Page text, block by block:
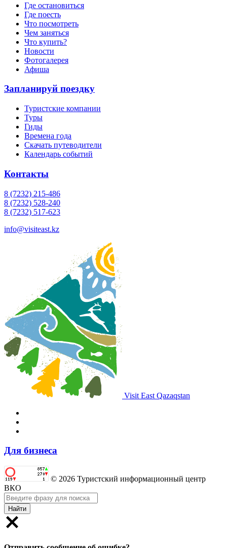
Где остановиться
Где поесть
Что посмотреть
Чем заняться
Что купить?
Новости
Фотогалерея
Афиша
Запланируй поездку
Туристские компании
Туры
Гиды
Времена года
Скачать путеводители
Календарь событий
Контакты
8 (7232) 215-486
8 (7232) 528-240
8 (7232) 517-623
info@visiteast.kz
Visit East Qazaqstan
Для бизнеса
© 2026 Туристский информационный центр
ВКО
Найти